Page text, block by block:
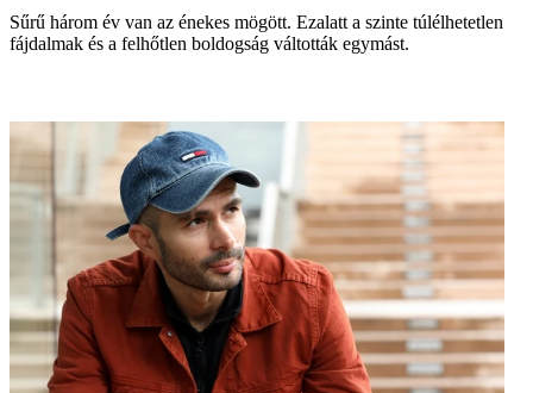
Sűrű három év van az énekes mögött. Ezalatt a szinte túlélhetetlen
fájdalmak és a felhőtlen boldogság váltották egymást.